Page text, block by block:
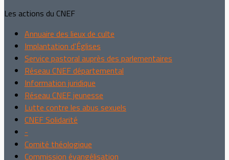
Les actions du CNEF
Annuaire des lieux de culte
Implantation d'Églises
Service pastoral auprès des parlementaires
Réseau CNEF départemental
Information juridique
Réseau CNEF jeunesse
Lutte contre les abus sexuels
CNEF Solidarité
-
Comité théologique
Commission évangélisation